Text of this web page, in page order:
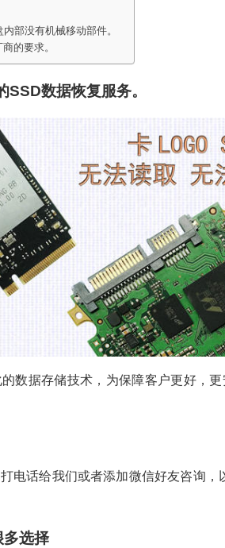
部没有机械移动部件。
的要求。
数据恢复服务。
数据存储技术，为保障客户更好，
电话给我们或者添加微信好友咨询
多选择